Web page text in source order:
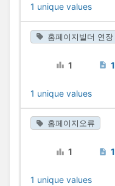
1 unique values
홈페이지빌더 연장
1 1
1 unique values
홈페이지오류
1 1
1 unique values